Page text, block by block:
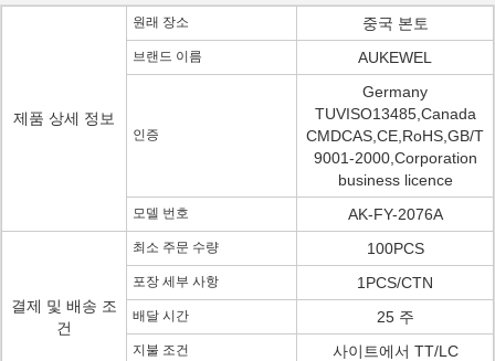
제품 상세 정보
원래 장소 중국 본토
브랜드 이름 AUKEWEL
인증
Germany
TUVISO13485,Canada
CMDCAS,CE,RoHS,GB/T
9001-2000,Corporation
business licence
모델 번호 AK-FY-2076A
결제 및 배송 조
건
최소 주문 수량 100PCS
포장 세부 사항 1PCS/CTN
배달 시간 25 주
지불 조건 사이트에서 TT/LC